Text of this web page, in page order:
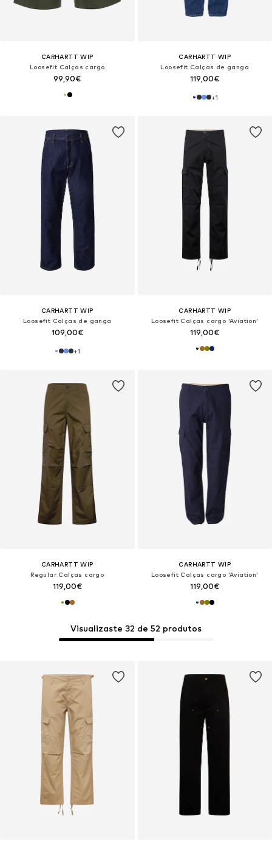
CARHARTT WIP
Loosefit Calças cargo
99,90€
CARHARTT WIP
Loosefit Calças de ganga
119,00€
+1
CARHARTT WIP
Loosefit Calças de ganga
109,00€
+1
CARHARTT WIP
Loosefit Calças cargo 'Aviation'
119,00€
CARHARTT WIP
Regular Calças cargo
119,00€
CARHARTT WIP
Loosefit Calças cargo 'Aviation'
119,00€
Visualizaste 32 de 52 produtos